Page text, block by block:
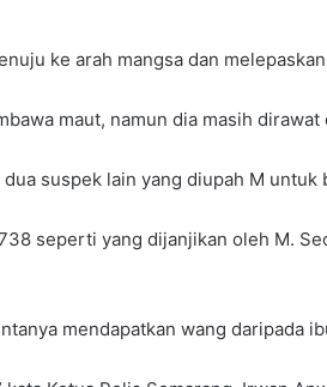
ke arah mangsa dan
maut, namun dia masih
suspek lain yang diupah M
seperti yang dijanjikan oleh M.
mendapatkan wang daripada